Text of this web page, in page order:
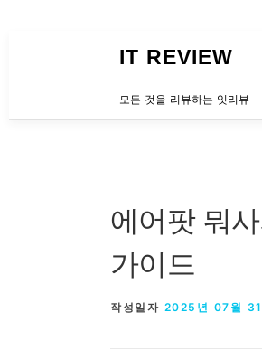
IT REVIEW
모든 것을 리뷰하는 잇리뷰
에어팟 뭐
가이드
작성일자 2025년 07월 31